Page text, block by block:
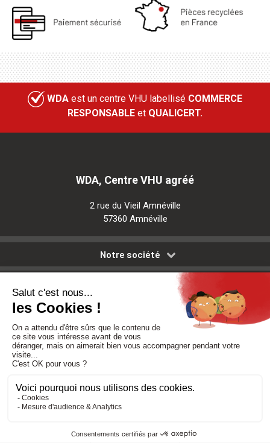
WDA est un centre VHU labellisé COMMERCE
RESPONSABLE et QUALICERT.
WDA, Centre VHU agréé
2 rue du Vieil Amnéville
57360 Amnéville
Notre société
Politique de confidentialité- Mentions légales